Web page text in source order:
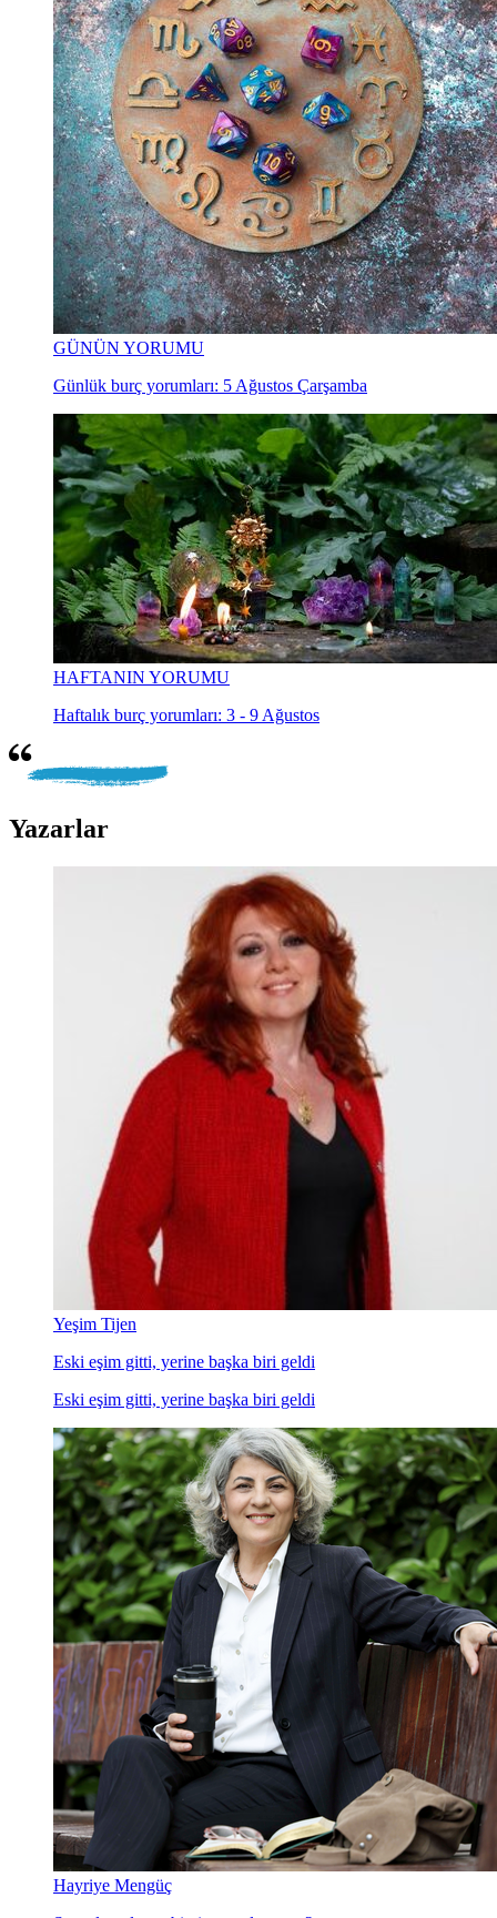
GÜNÜN YORUMU
Günlük burç yorumları: 5 Ağustos Çarşamba
HAFTANIN YORUMU
Haftalık burç yorumları: 3 - 9 Ağustos
Yazarlar
Yeşim Tijen
Eski eşim gitti, yerine başka biri geldi
Eski eşim gitti, yerine başka biri geldi
Hayriye Mengüç